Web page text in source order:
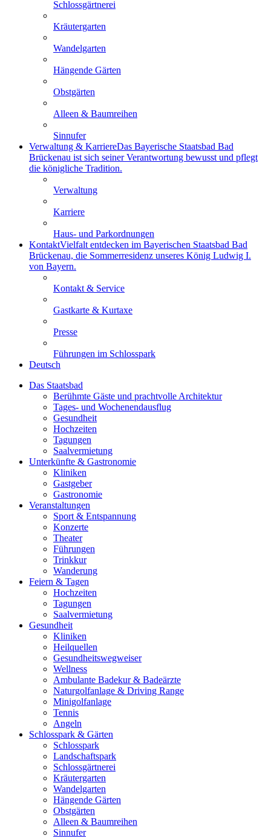
Schlossgärtnerei
Kräutergarten
Wandelgarten
Hängende Gärten
Obstgärten
Alleen & Baumreihen
Sinnufer
Verwaltung & KarriereDas Bayerische Staatsbad Bad
Brückenau ist sich seiner Verantwortung bewusst und pflegt
die königliche Tradition.
Verwaltung
Karriere
Haus- und Parkordnungen
KontaktVielfalt entdecken im Bayerischen Staatsbad Bad
Brückenau, die Sommerresidenz unseres König Ludwig I.
von Bayern.
Kontakt & Service
Gastkarte & Kurtaxe
Presse
Führungen im Schlosspark
Deutsch
Das Staatsbad
Berühmte Gäste und prachtvolle Architektur
Tages- und Wochenendausflug
Gesundheit
Hochzeiten
Tagungen
Saalvermietung
Unterkünfte & Gastronomie
Kliniken
Gastgeber
Gastronomie
Veranstaltungen
Sport & Entspannung
Konzerte
Theater
Führungen
Trinkkur
Wanderung
Feiern & Tagen
Hochzeiten
Tagungen
Saalvermietung
Gesundheit
Kliniken
Heilquellen
Gesundheitswegweiser
Wellness
Ambulante Badekur & Badeärzte
Naturgolfanlage & Driving Range
Minigolfanlage
Tennis
Angeln
Schlosspark & Gärten
Schlosspark
Landschaftspark
Schlossgärtnerei
Kräutergarten
Wandelgarten
Hängende Gärten
Obstgärten
Alleen & Baumreihen
Sinnufer